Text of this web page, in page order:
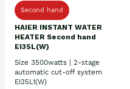
Second hand
HAIER INSTANT WATER
HEATER Second hand
EI35L(W)
Size 3500watts | 2-stage
automatic cut-off system
EI35L1(W)